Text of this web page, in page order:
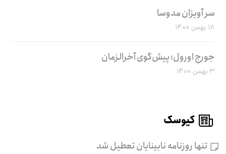
سر آویزان مدوسا
۱۸ بهمن ۱۴۰۰
جورج اورول؛ پیش‌گوی آخرالزمان
۳ بهمن ۱۴۰۰
کیوسک
تنها روزنامه نابینایان تعطیل شد